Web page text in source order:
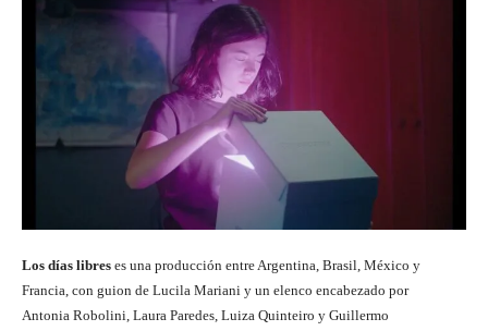
Los días libres es una producción entre Argentina, Brasil, México y
Francia, con guion de Lucila Mariani y un elenco encabezado por
Antonia Robolini, Laura Paredes, Luiza Quinteiro y Guillermo